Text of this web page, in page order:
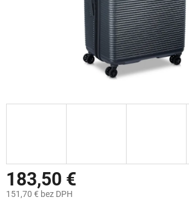
183,50 €
151,70 € bez DPH